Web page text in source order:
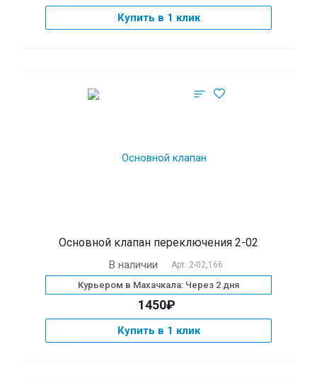
Купить в 1 клик
Основной клапан переключения 2-02
В наличии Арт. 2-02,166
Курьером в Махачкала: Через 2 дня
1450₽
Купить в 1 клик